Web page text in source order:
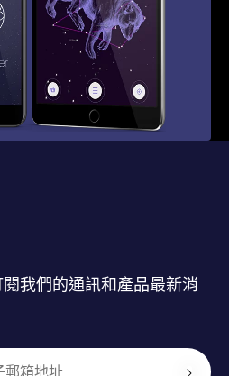
閱我們的通訊和產品最新消